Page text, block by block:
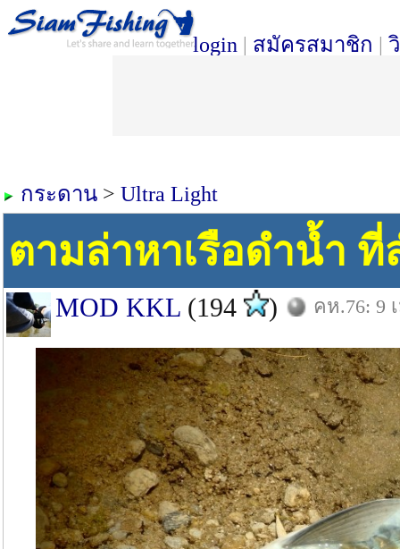
login | สมัครสมาชิก |
กระดาน > Ultra Light
ตามล่าหาเรือดำน้ำ ที่
MOD KKL (194 ) คห.76: 9